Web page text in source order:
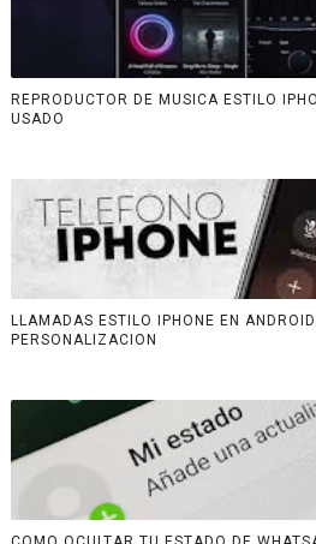
REPRODUCTOR DE MUSICA ESTILO
USADO
LLAMADAS ESTILO IPHONE EN
PERSONALIZACION